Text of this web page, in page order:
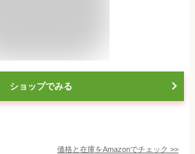
ショップでみる
価格と在庫をAmazonでチェック >>